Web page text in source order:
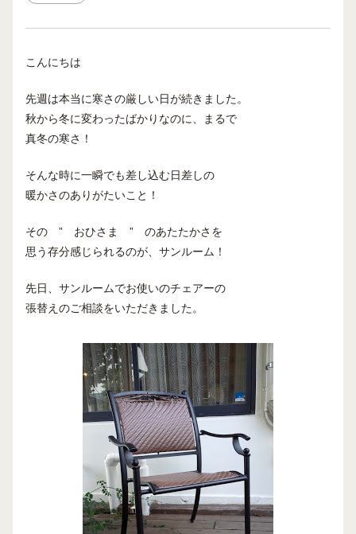
こんにちは
先週は本当に寒さの厳しい日が続きました。
秋から冬に変わったばかりなのに、まるで
真冬の寒さ！
そんな時に一瞬でも差し込む日差しの
暖かさのありがたいこと！
その ” おひさま ” のあたたかさを
思う存分感じられるのが、サンルーム！
先日、サンルームでお使いのチェアーの
張替えのご相談をいただきました。